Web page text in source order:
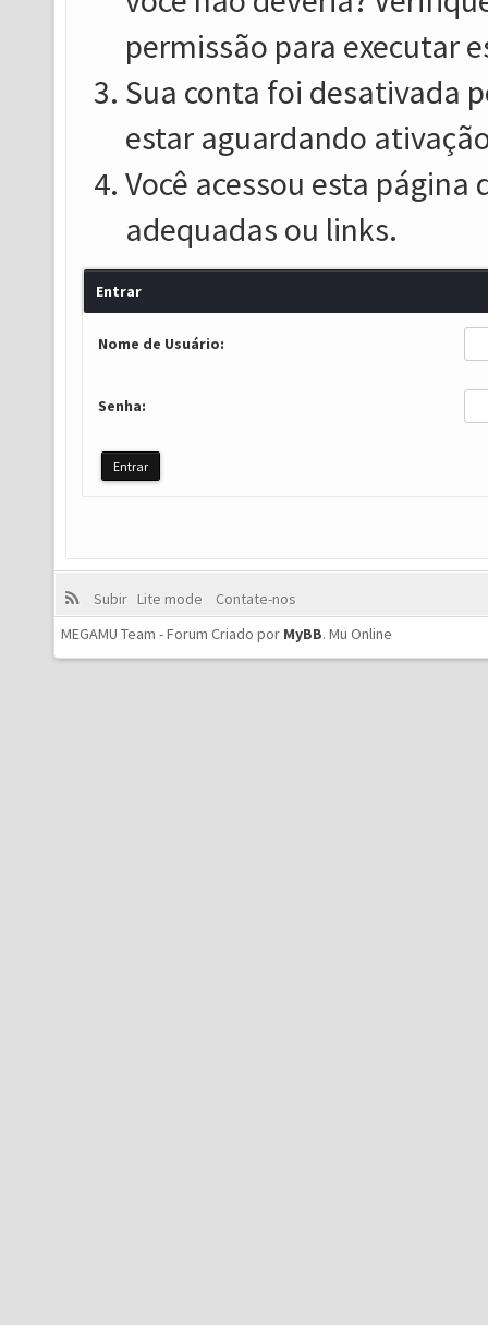
permissão para executar
Sua conta foi desativada
estar aguardando
Você acessou esta
adequadas ou links.
Entrar
Nome de Usuário:
Senha:
Subir Lite mode
Contate-nos
MEGAMU Team - Forum Criado por MyBB. Mu Online